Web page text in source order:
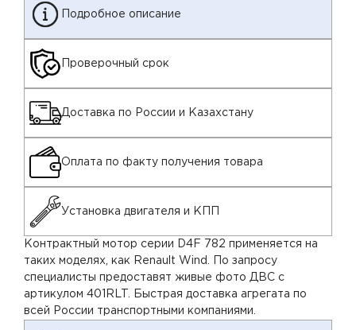
Подробное описание
Проверочный срок
Доставка по России и Казахстану
Оплата по факту получения товара
Установка двигателя и КПП
Контрактный мотор серии D4F 782 применяется на
таких моделях, как Renault Wind. По запросу
специалисты предоставят живые фото ДВС с
артикулом 401RLT. Быстрая доставка агрегата по
всей России транспортными компаниями.